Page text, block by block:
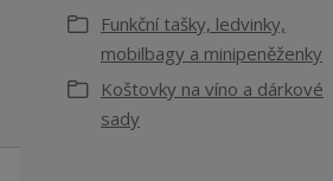
Funkční tašky, ledvinky,
mobilbagy a minipeněženky
Koštovky na víno a dárkové
sady